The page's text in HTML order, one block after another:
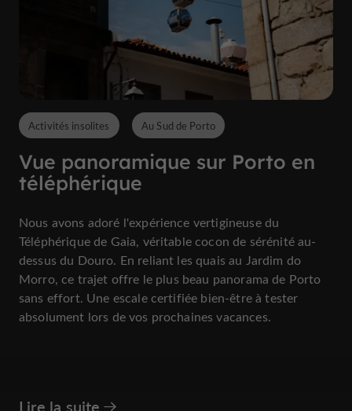
Vue panoramique sur Porto en
téléphérique
Activités insolites Au Sud de Porto
Nous avons adoré l'expérience vertigineuse du
Téléphérique de Gaia, véritable cocon de sérénité au-
dessus du Douro. En reliant les quais au Jardim do
Morro, ce trajet offre le plus beau panorama de Porto
sans effort. Une escale certifiée bien-être à tester
absolument lors de vos prochaines vacances.
Lire la suite